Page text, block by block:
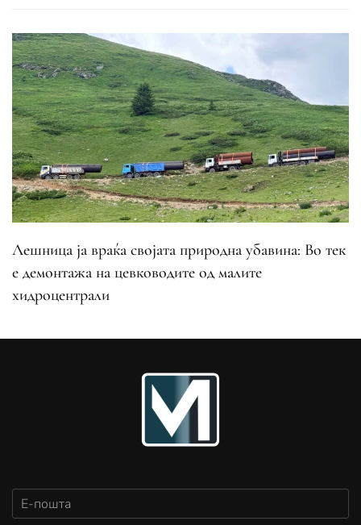
Лешница ја враќа својата природна убавина: Во тек
е демонтажа на цевководите од малите
хидроцентрали